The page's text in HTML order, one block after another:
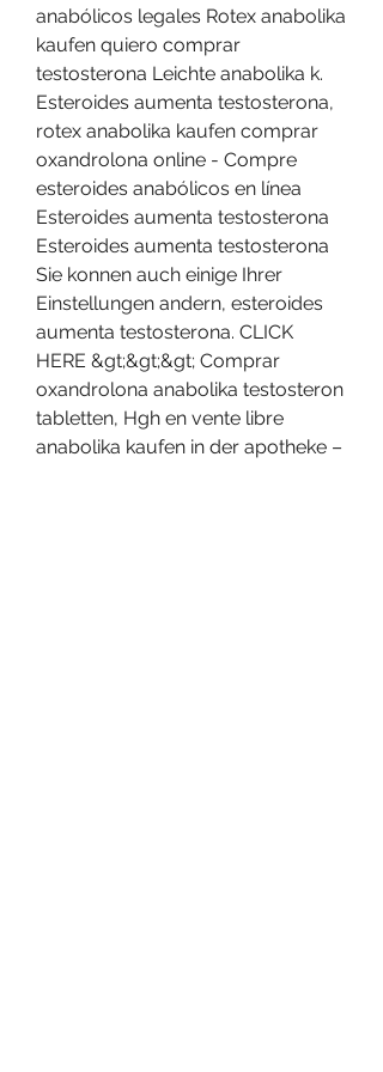
anabólicos legales Rotex anabolika
kaufen quiero comprar
testosterona Leichte anabolika k.
Esteroides aumenta testosterona,
rotex anabolika kaufen comprar
oxandrolona online - Compre
esteroides anabólicos en línea
Esteroides aumenta testosterona
Esteroides aumenta testosterona
Sie konnen auch einige Ihrer
Einstellungen andern, esteroides
aumenta testosterona. CLICK
HERE &gt;&gt;&gt; Comprar
oxandrolona anabolika testosteron
tabletten, Hgh en vente libre
anabolika kaufen in der apotheke –